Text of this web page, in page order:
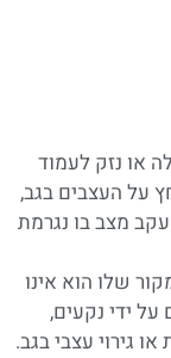
או נזק לעמוד
על העצבים בגב,
מצב בו נגרמת
שלו הוא אינו
ידי נקעים,
גירוי עצבי בגב.